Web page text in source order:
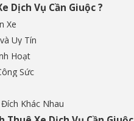
Dịch Vụ Cần Giuộc ?
Xe
Uy Tín
Hoạt
Sức
Khác Nhau